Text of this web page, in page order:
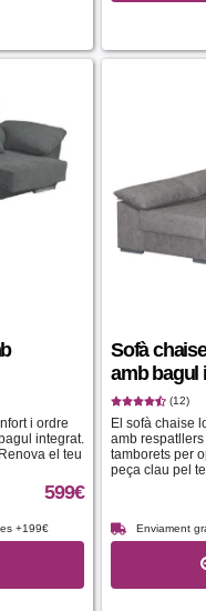
i ordre
integrat.
el teu
599€
+199€
Sofà
amb bagul
(12)
El sofà chaise
amb
tamborets per
peça clau pel
Enviament